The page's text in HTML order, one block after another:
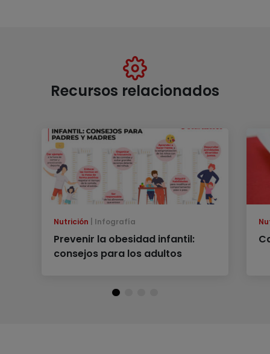
Recursos relacionados
Nutrición Infografía
Prevenir la obesidad infantil:
consejos para los adultos